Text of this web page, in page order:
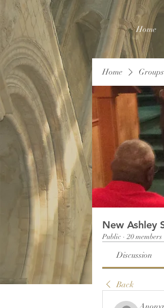
Home
Home Groups
New Ashley
Public · 20 members
Discussion
Back